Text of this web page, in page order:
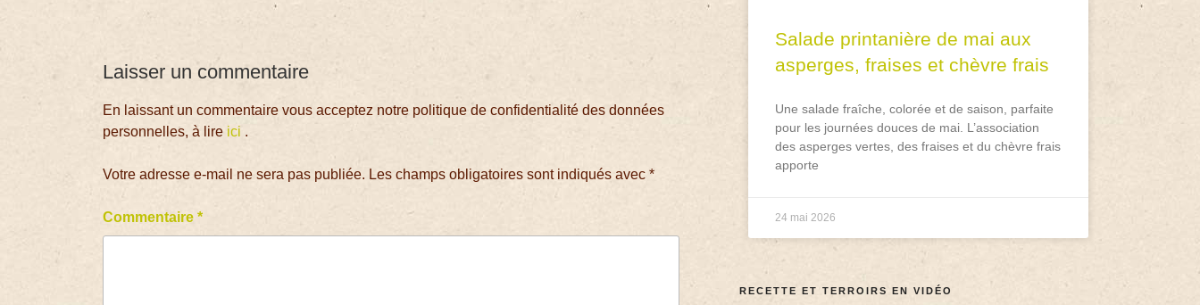
Laisser un commentaire
En laissant un commentaire vous acceptez notre politique de confidentialité des données
personnelles, à lire ici .
Votre adresse e-mail ne sera pas publiée. Les champs obligatoires sont indiqués avec*
Commentaire*
Salade printanière de mai aux
asperges, fraises et chèvre frais
Une salade fraîche, colorée et de saison, parfaite
pour les journées douces de mai. L’association
des asperges vertes, des fraises et du chèvre frais
apporte
24 mai 2026
RECETTE ET TERROIRS EN VIDÉO